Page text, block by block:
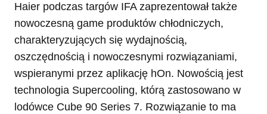
Haier podczas targów IFA zaprezentował także
nowoczesną game produktów chłodniczych,
charakteryzujących się wydajnością,
oszczędnością i nowoczesnymi rozwiązaniami,
wspieranymi przez aplikację hOn. Nowością jest
technologia Supercooling, którą zastosowano w
lodówce Cube 90 Series 7. Rozwiązanie to ma